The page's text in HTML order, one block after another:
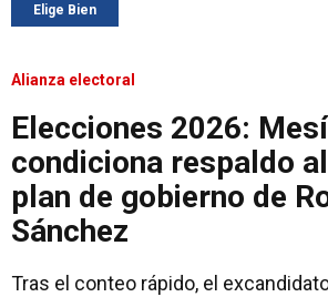
Elige Bien
Alianza electoral
Elecciones 2026:
condiciona respaldo
plan de gobierno de
Sánchez
Tras el conteo rápido, el